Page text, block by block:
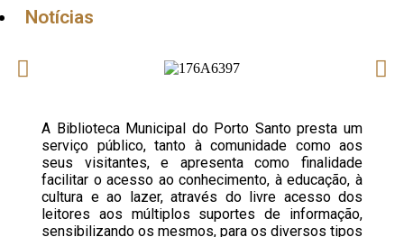
Notícias
A Biblioteca Municipal do Porto Santo presta um
serviço público, tanto à comunidade como aos
seus visitantes, e apresenta como finalidade
facilitar o acesso ao conhecimento, à educação, à
cultura e ao lazer, através do livre acesso dos
leitores aos múltiplos suportes de informação,
sensibilizando os mesmos, para os diversos tipos